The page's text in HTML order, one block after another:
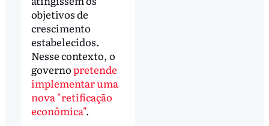
objetivos de
crescimento
estabelecidos.
Nesse contexto, o
governopretende
implementar uma
nova "retificação
econômica".